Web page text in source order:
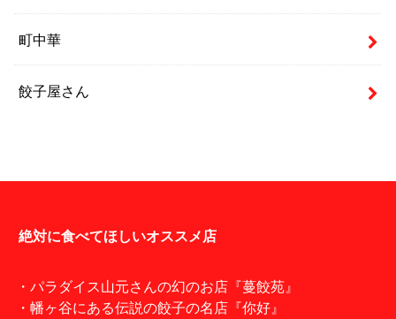
町中華
餃子屋さん
絶対に食べてほしいオススメ店
・パラダイス山元さんの幻のお店『蔓餃苑』
・幡ヶ谷にある伝説の餃子の名店『你好』